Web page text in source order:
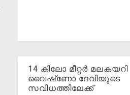
14 കിലോ മീറ്റര്‍ മലകയറി
വൈഷ്‌ണോ ദേവിയുടെ
സവിധത്തിലേക്ക്